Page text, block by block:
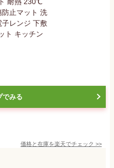
でみる
価格と在庫を楽天でチェック >>